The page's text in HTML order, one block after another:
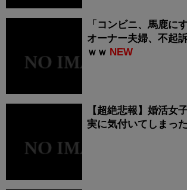
「コンビニ、馬鹿に
オーナー夫婦、不起
ｗｗ NEW
【超絶悲報】婚活女
実に気付いてしまっ